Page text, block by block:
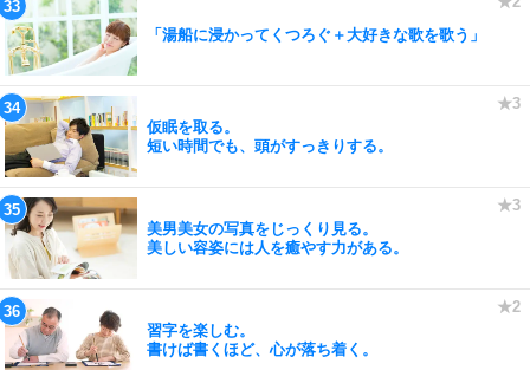
「湯船に浸かってくつろぐ＋大好きな歌を歌う」
仮眠を取る。
短い時間でも、頭がすっきりする。
美男美女の写真をじっくり見る。
美しい容姿には人を癒やす力がある。
習字を楽しむ。
書けば書くほど、心が落ち着く。